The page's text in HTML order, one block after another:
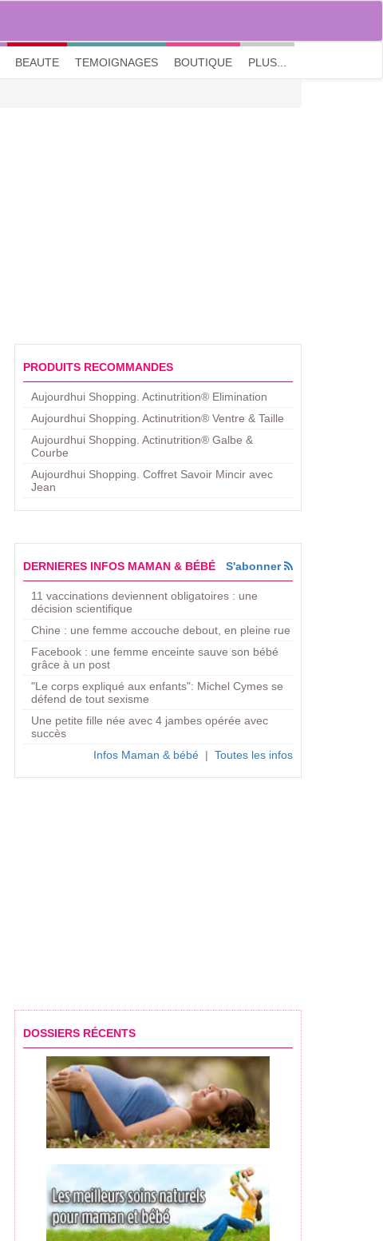
M'inscrire| Me connecter| ? Visite guidée
BEAUTE TEMOIGNAGES BOUTIQUE PLUS...
PRODUITS RECOMMANDES
Aujourdhui Shopping. Actinutrition® Elimination
Aujourdhui Shopping. Actinutrition® Ventre & Taille
Aujourdhui Shopping. Actinutrition® Galbe &
Courbe
Aujourdhui Shopping. ​Coffret Savoir Mincir avec
Jean
DERNIERES INFOS MAMAN & BÉBÉ S'abonner
11 vaccinations deviennent obligatoires : une
décision scientifique
Chine : une femme accouche debout, en pleine rue
Facebook : une femme enceinte sauve son bébé
grâce à un post
"Le corps expliqué aux enfants": Michel Cymes se
défend de tout sexisme
Une petite fille née avec 4 jambes opérée avec
succès
Infos Maman & bébé | Toutes les infos
DOSSIERS RÉCENTS